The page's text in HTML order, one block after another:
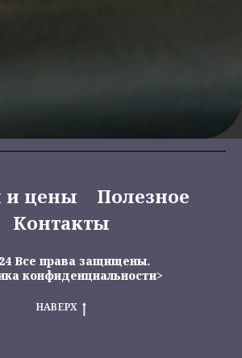
и цены
Полезное
Контакты
Все права защищены.
конфиденциальности>
НАВЕРХ